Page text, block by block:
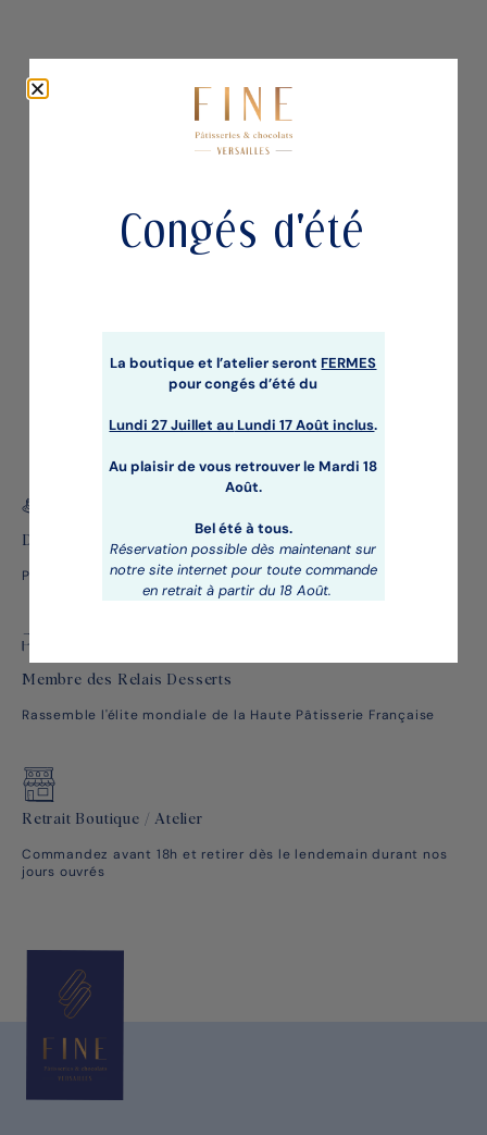
Des pâtisseries étoilées
Par un Chef Pâtissier renommé plusieurs fois récompensé
Membre des Relais Desserts
Rassemble l'élite mondiale de la Haute Pâtisserie Française
Retrait Boutique / Atelier
Commandez avant 18h et retirer dès le lendemain durant nos
jours ouvrés
Congés d'été
La boutique et l’atelier seront FERMES
pour congés d’été du
Lundi 27 Juillet au Lundi 17 Août inclus.
Au plaisir de vous retrouver le Mardi 18
Août.
Bel été à tous.
Réservation possible dès maintenant sur
notre site internet pour toute commande
en retrait à partir du 18 Août.